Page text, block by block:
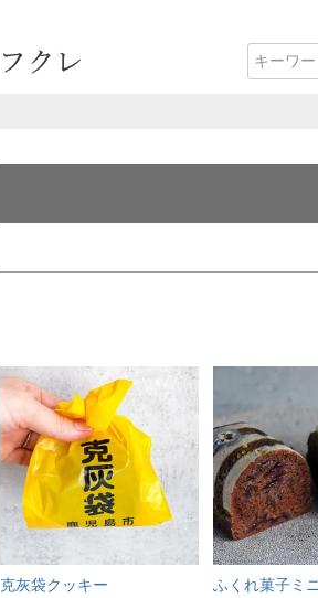
新着順
価格が安い順
克灰袋クッキー
ふくれ菓子ミ